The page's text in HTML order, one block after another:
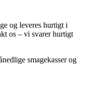
og leveres hurtigt i
os – vi svarer hurtigt
smagekasser og